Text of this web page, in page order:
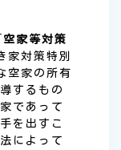
空家等対策
家対策特別
空家の所有
するもの
であって
を出すこ
によって